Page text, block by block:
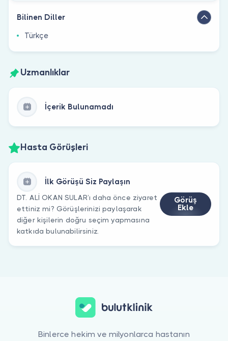
Bilinen Diller
Türkçe
Uzmanlıklar
İçerik Bulunamadı
Hasta Görüşleri
İlk Görüşü Siz Paylaşın
DT. ALİ OKAN SULAR’ı daha önce ziyaret
ettiniz mi? Görüşlerinizi paylaşarak
diğer kişilerin doğru seçim yapmasına
katkıda bulunabilirsiniz.
Görüş
Ekle
Binlerce hekim ve milyonlarca hastanın